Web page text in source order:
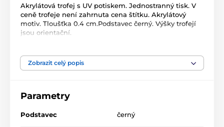
Akrylátová trofej s UV potiskem. Jednostranný tisk. V
ceně trofeje není zahrnuta cena štítku. Akrylátový
motiv. Tloušťka 0.4 cm.Podstavec černý. Výšky trofejí
jsou orientační.
Produkt je zařazen v kategoriích
Zobrazit celý popis
Parametry
Podstavec černý